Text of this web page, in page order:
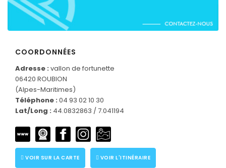
COORDONNÉES
Adresse : vallon de fortunette
06420 ROUBION
(Alpes-Maritimes)
Téléphone : 04 93 02 10 30
Lat/Long : 44.0832863 / 7.041194
VOIR SUR LA CARTE VOIR L'ITINÉRAIRE